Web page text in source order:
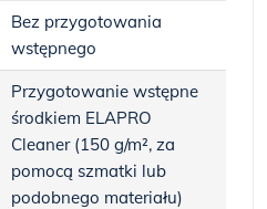
Bez przygotowania
wstępnego
Przygotowanie wstępne
środkiem ELAPRO
Cleaner (150 g/m², za
pomocą szmatki lub
podobnego materiału)